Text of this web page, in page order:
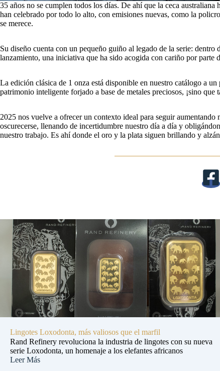
35 años no se cumplen todos los días. De ahí que la ceca
han celebrado por todo lo alto, con emisiones nuevas, como la
se merece.
Su diseño cuenta con un pequeño guiño al legado de la serie:
lanzamiento, una iniciativa que ha sido acogida con cariño por parte
La edición clásica de 1 onza está disponible en nuestro catálogo a
patrimonio inteligente forjado a base de metales preciosos, ¡sino
2025 nos vuelve a ofrecer un contexto ideal para seguir
oscurecerse, llenando de incertidumbre nuestro día a día y
nuestro trabajo. Es ahí donde el oro y la plata siguen brillando y
Lingotes Loxodonta, más valiosos que el marfil
Rand Refinery revoluciona la industria de lingotes con su nueva
serie Loxodonta, un homenaje a los elefantes africanos
Leer Más